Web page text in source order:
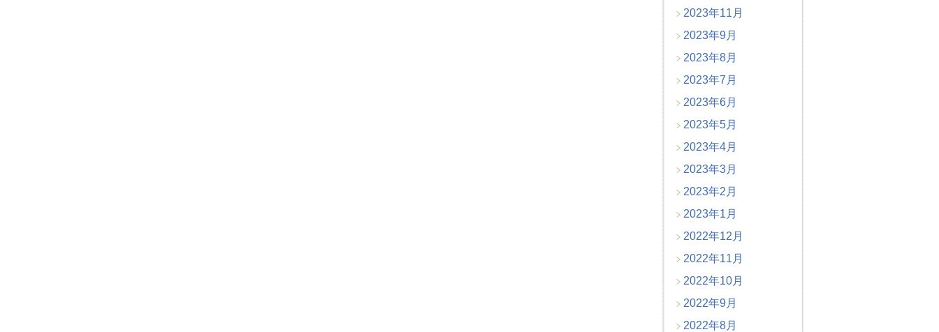
2023年11月
2023年9月
2023年8月
2023年7月
2023年6月
2023年5月
2023年4月
2023年3月
2023年2月
2023年1月
2022年12月
2022年11月
2022年10月
2022年9月
2022年8月